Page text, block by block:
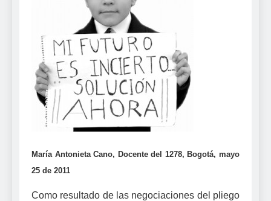
María Antonieta Cano, Docente del 1278, Bogotá, mayo
25 de 2011
Como resultado de las negociaciones del pliego